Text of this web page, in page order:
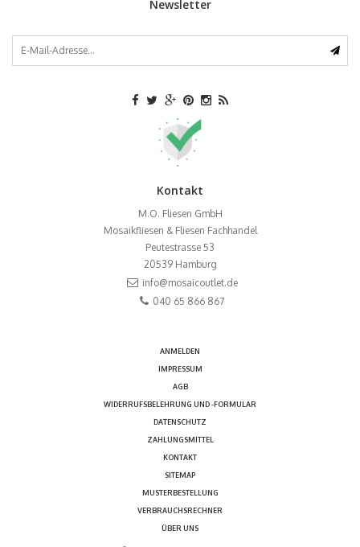
Newsletter
Kontakt
M.O. Fliesen GmbH
Mosaikfliesen & Fliesen Fachhandel
Peutestrasse 53
20539 Hamburg
info@mosaicoutlet.de
040 65 866 867
ANMELDEN
IMPRESSUM
AGB
WIDERRUFSBELEHRUNG UND -FORMULAR
DATENSCHUTZ
ZAHLUNGSMITTEL
KONTAKT
SITEMAP
MUSTERBESTELLUNG
VERBRAUCHSRECHNER
ÜBER UNS